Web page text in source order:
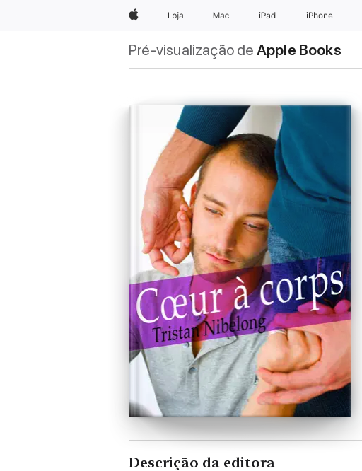
AppleLoja Mac iPad iPhone
Pré-visualização de Apple Books
Descrição da editora